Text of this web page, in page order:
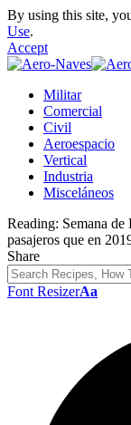
By using this site,
Use.
Accept
Militar
Comercial
Civil
Aeroespacio
Vertical
Industria
Misceláneos
Reading: Semana de
pasajeros que en
Share
Font ResizerAa